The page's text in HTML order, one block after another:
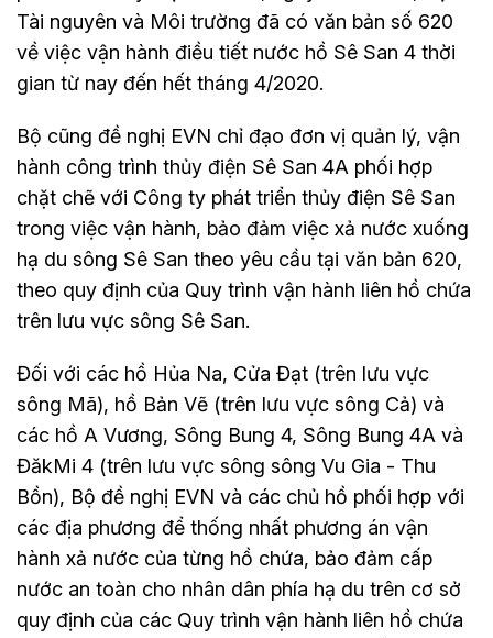
Tài nguyên và Môi trường đã có văn bản số 620
về việc vận hành điều tiết nước hồ Sê San 4 thời
gian từ nay đến hết tháng 4/2020.
Bộ cũng đề nghị EVN chỉ đạo đơn vị quản lý, vận
hành công trình thủy điện Sê San 4A phối hợp
chặt chẽ với Công ty phát triển thủy điện Sê San
trong việc vận hành, bảo đảm việc xả nước xuống
hạ du sông Sê San theo yêu cầu tại văn bản 620,
theo quy định của Quy trình vận hành liên hồ chứa
trên lưu vực sông Sê San.
Đối với các hồ Hủa Na, Cửa Đạt (trên lưu vực
sông Mã), hồ Bản Vẽ (trên lưu vực sông Cả) và
các hồ A Vương, Sông Bung 4, Sông Bung 4A và
ĐăkMi 4 (trên lưu vực sông sông Vu Gia - Thu
Bồn), Bộ đề nghị EVN và các chủ hồ phối hợp với
các địa phương để thống nhất phương án vận
hành xả nước của từng hồ chứa, bảo đảm cấp
nước an toàn cho nhân dân phía hạ du trên cơ sở
quy định của các Quy trình vận hành liên hồ chứa